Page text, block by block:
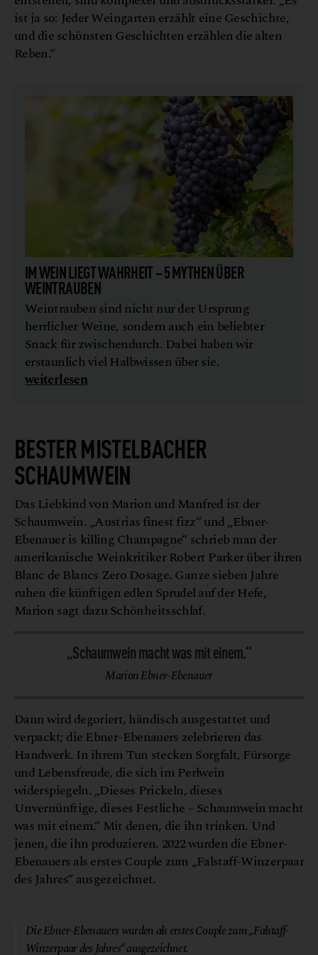
ist ja so: Jeder Weingarten erzählt eine Geschichte,
und die schönsten Geschichten erzählen die alten
Reben.“
IM WEIN LIEGT WAHRHEIT – 5 MYTHEN ÜBER
WEINTRAUBEN
Weintrauben sind nicht nur der Ursprung
herrlicher Weine, sondern auch ein beliebter
Snack für zwischendurch. Dabei haben wir
erstaunlich viel Halbwissen über sie.
weiterlesen
BESTER MISTELBACHER
SCHAUMWEIN
Das Liebkind von Marion und Manfred ist der
Schaumwein. „Austrias finest fizz“ und „Ebner-
Ebenauer is killing Champagne“ schrieb man der
amerikanische WeinkritikerRobert Parker über ihren
Blanc de Blancs Zero Dosage. Ganze sieben Jahre
ruhen die künftigen edlen Sprudel auf der Hefe,
Marion sagt dazu Schönheitsschlaf.
„Schaumwein macht was mit einem.“
Marion Ebner-Ebenauer
Dann wird degoriert, händisch ausgestattet und
verpackt; die Ebner-Ebenauers zelebrieren das
Handwerk. In ihrem Tun stecken Sorgfalt, Fürsorge
und Lebensfreude, die sich im Perlwein
widerspiegeln. „Dieses Prickeln, dieses
Unvernünftige, dieses Festliche – Schaumwein macht
was mit einem.“ Mit denen, die ihn trinken. Und
jenen, die ihn produzieren. 2022 wurden die Ebner-
Ebenauers als erstes Couple zum „Falstaff-Winzerpaar
des Jahres“ ausgezeichnet.
Die Ebner-Ebenauers wurden als erstes Couple zum „Falstaff-
Winzerpaar des Jahres“ ausgezeichnet.